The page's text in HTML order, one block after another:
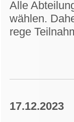
Alle
wählen.
rege
17.12.2023